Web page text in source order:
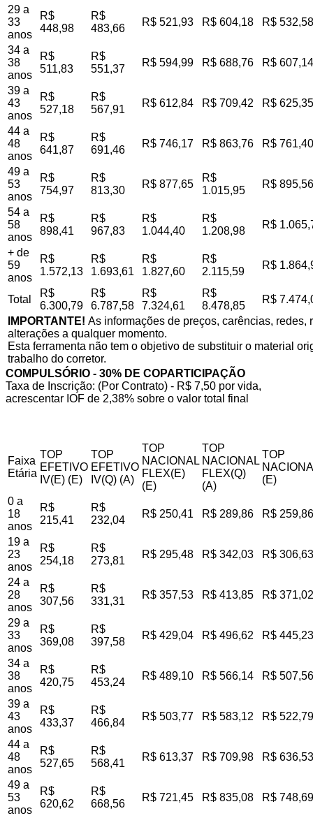
29 a
33
anos
R$
448,98
R$
483,66
R$ 521,93 R$ 604,18 R$ 532,58
34 a
38
anos
R$
511,83
R$
551,37
R$ 594,99 R$ 688,76 R$ 607,14
39 a
43
anos
R$
527,18
R$
567,91
R$ 612,84 R$ 709,42 R$ 625,35
44 a
48
anos
R$
641,87
R$
691,46
R$ 746,17 R$ 863,76 R$ 761,40
49 a
53
anos
R$
754,97
R$
813,30
R$ 877,65
R$
1.015,95
R$ 895,56
54 a
58
anos
R$
898,41
R$
967,83
R$
1.044,40
R$
1.208,98
R$
+ de
59
anos
R$
1.572,13
R$
1.693,61
R$
1.827,60
R$
2.115,59
R$
Total
R$
6.300,79
R$
6.787,58
R$
7.324,61
R$
8.478,85
R$
IMPORTANTE! As informações de preços, carências,
alterações a qualquer momento.
Esta ferramenta não tem o objetivo de substituir o material
trabalho do corretor.
COMPULSÓRIO - 30% DE COPARTICIPAÇÃO
Taxa de Inscrição: (Por Contrato) - R$ 7,50 por vida,
acrescentar IOF de 2,38% sobre o valor total final
Faixa
Etária
TOP
EFETIVO
IV(E) (E)
TOP
EFETIVO
IV(Q) (A)
TOP
NACIONAL
FLEX(E)
(E)
TOP
NACIONAL
FLEX(Q)
(A)
TOP
(E)
0 a
18
anos
R$
215,41
R$
232,04
R$ 250,41 R$ 289,86 R$ 259,86
19 a
23
anos
R$
254,18
R$
273,81
R$ 295,48 R$ 342,03 R$ 306,63
24 a
28
anos
R$
307,56
R$
331,31
R$ 357,53 R$ 413,85 R$ 371,02
29 a
33
anos
R$
369,08
R$
397,58
R$ 429,04 R$ 496,62 R$ 445,23
34 a
38
anos
R$
420,75
R$
453,24
R$ 489,10 R$ 566,14 R$ 507,56
39 a
43
anos
R$
433,37
R$
466,84
R$ 503,77 R$ 583,12 R$ 522,79
44 a
48
anos
R$
527,65
R$
568,41
R$ 613,37 R$ 709,98 R$ 636,53
49 a
53
anos
R$
620,62
R$
668,56
R$ 721,45 R$ 835,08 R$ 748,69